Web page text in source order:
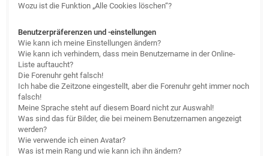
Wozu ist die Funktion „Alle Cookies löschen“?
Benutzerpräferenzen und -einstellungen
Wie kann ich meine Einstellungen ändern?
Wie kann ich verhindern, dass mein Benutzername in der Online-
Liste auftaucht?
Die Forenuhr geht falsch!
Ich habe die Zeitzone eingestellt, aber die Forenuhr geht immer noch
falsch!
Meine Sprache steht auf diesem Board nicht zur Auswahl!
Was sind das für Bilder, die bei meinem Benutzernamen angezeigt
werden?
Wie verwende ich einen Avatar?
Was ist mein Rang und wie kann ich ihn ändern?